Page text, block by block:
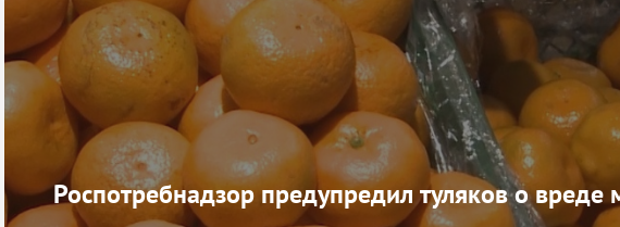
Роспотребнадзор предупредил туляков о вреде